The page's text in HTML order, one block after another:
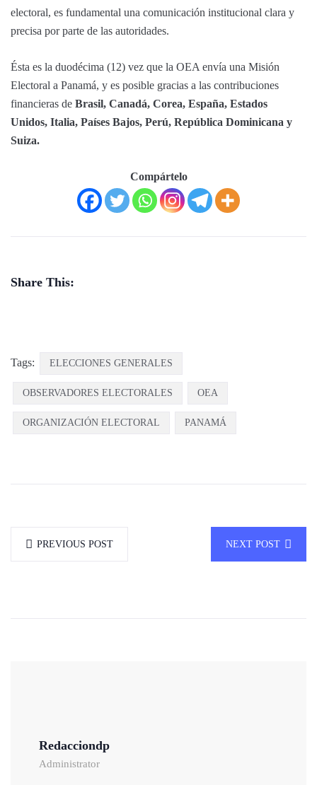
electoral, es fundamental una comunicación institucional clara y
precisa por parte de las autoridades.
Ésta es la duodécima (12) vez que la OEA envía una Misión
Electoral a Panamá, y es posible gracias a las contribuciones
financieras de Brasil, Canadá, Corea, España, Estados
Unidos, Italia, Países Bajos, Perú, República Dominicana y
Suiza.
Compártelo
Share This:
Tags: ELECCIONES GENERALES
OBSERVADORES ELECTORALES OEA
ORGANIZACIÓN ELECTORAL PANAMÁ
PREVIOUS POST NEXT POST
Redacciondp
Administrator